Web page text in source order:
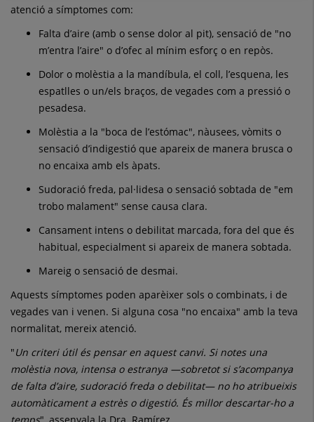
atenció a símptomes com:
Falta d’aire (amb o sense dolor al pit), sensació de "no
m’entra l’aire" o d’ofec al mínim esforç o en repòs.
Dolor o molèstia a la mandíbula, el coll, l’esquena, les
espatlles o un/els braços, de vegades com a pressió o
pesadesa.
Molèstia a la "boca de l’estómac", nàusees, vòmits o
sensació d’indigestió que apareix de manera brusca o
no encaixa amb els àpats.
Sudoració freda, pal·lidesa o sensació sobtada de "em
trobo malament" sense causa clara.
Cansament intens o debilitat marcada, fora del que és
habitual, especialment si apareix de manera sobtada.
Mareig o sensació de desmai.
Aquests símptomes poden aparèixer sols o combinats, i de
vegades van i venen. Si alguna cosa "no encaixa" amb la teva
normalitat, mereix atenció.
"Un criteri útil és pensar en aquest canvi. Si notes una
molèstia nova, intensa o estranya —sobretot si s’acompanya
de falta d’aire, sudoració freda o debilitat— no ho atribueixis
automàticament a estrès o digestió. És millor descartar-ho a
temps", assenyala la Dra. Ramírez.